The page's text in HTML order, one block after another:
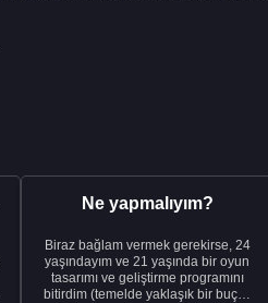
Ne yapmalıyım?
Biraz bağlam vermek gerekirse, 24
yaşındayım ve 21 yaşında bir oyun
tasarımı ve geliştirme programını
bitirdim (temelde yaklaşık bir buçuk